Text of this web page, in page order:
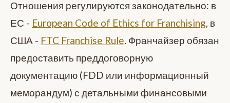
Отношения регулируются законодательно: в
ЕС - European Code of Ethics for Franchising, в
США - FTC Franchise Rule. Франчайзер обязан
предоставить преддоговорную
документацию (FDD или информационный
меморандум) с детальными финансовыми